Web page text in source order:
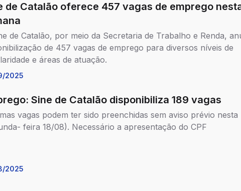
de Catalão oferece 457 vagas de emprego
de Catalão, por meio da Secretaria de Trabalho e Renda,
de 457 vagas de emprego para diversos níveis de
e áreas de atuação.
2025
Sine de Catalão disponibiliza 189 vagas
vagas podem ter sido preenchidas sem aviso prévio nesta
feira 18/08). Necessário a apresentação do CPF
2025